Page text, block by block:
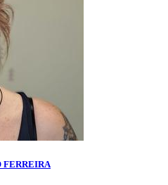
FERREIRA